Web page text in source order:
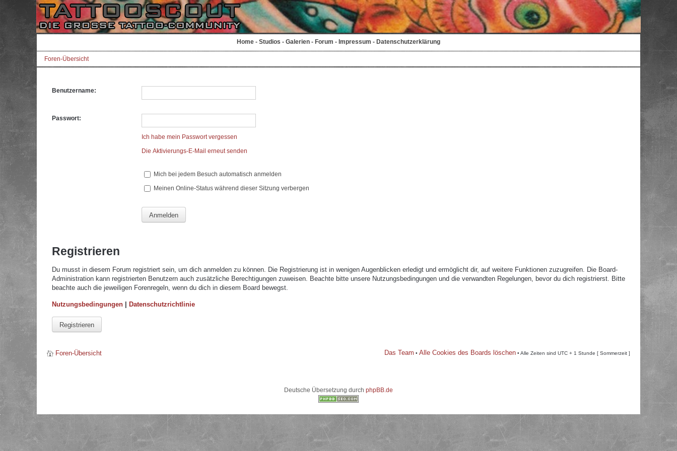
Home - Studios - Galerien - Forum - Impressum - Datenschutzerklärung
Foren-Übersicht
Benutzername:
Passwort:
Ich habe mein Passwort vergessen
Die Aktivierungs-E-Mail erneut senden
Mich bei jedem Besuch automatisch anmelden
Meinen Online-Status während dieser Sitzung verbergen
Registrieren
Du musst in diesem Forum registriert sein, um dich anmelden zu können. Die Registrierung ist in wenigen Augenblicken erledigt und ermöglicht dir, auf weitere Funktionen zuzugreifen. Die Board-
Administration kann registrierten Benutzern auch zusätzliche Berechtigungen zuweisen. Beachte bitte unsere Nutzungsbedingungen und die verwandten Regelungen, bevor du dich registrierst. Bitte
beachte auch die jeweiligen Forenregeln, wenn du dich in diesem Board bewegst.
Nutzungsbedingungen | Datenschutzrichtlinie
Registrieren
Foren-Übersicht Das Team • Alle Cookies des Boards löschen • Alle Zeiten sind UTC + 1 Stunde [ Sommerzeit ]
Deutsche Übersetzung durch phpBB.de